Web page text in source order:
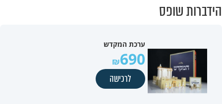
הידברות שופס
ערכת המקדש
690
לרכישה